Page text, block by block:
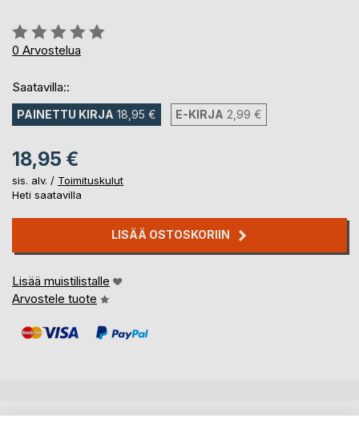
Arvostelu::
0%
0 Arvostelua
Saatavilla::
PAINETTU KIRJA 18,95 € E-KIRJA 2,99 €
18,95 €
sis. alv. / Toimituskulut
Heti saatavilla
LISÄÄ OSTOSKORIIN
Lisää muistilistalle
Arvostele tuote